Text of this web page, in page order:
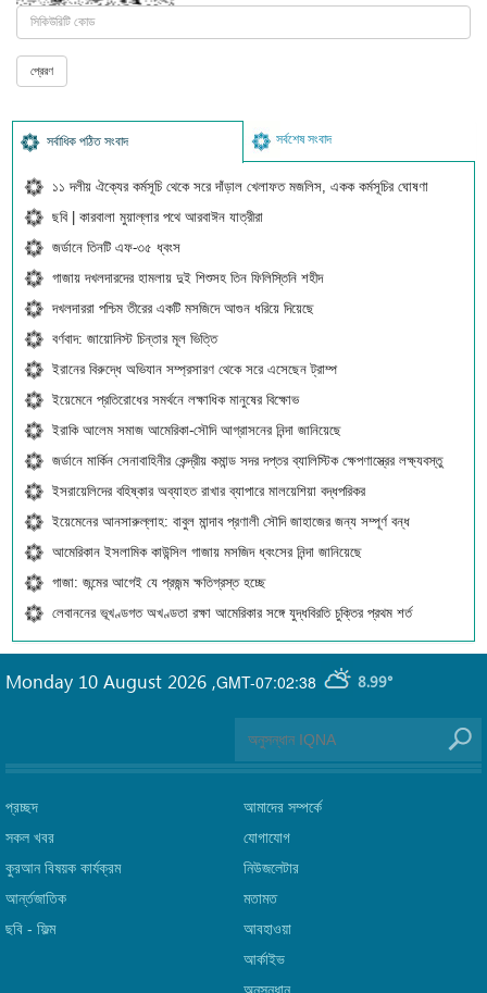
সর্বাধিক পঠিত সংবাদ সর্বশেষ সংবাদ
১১ দলীয় ঐক্যের কর্মসূচি থেকে সরে দাঁড়াল খেলাফত মজলিস, একক কর্মসূচির ঘোষণা
ছবি | কারবালা মুয়াল্লার পথে আরবাঈন যাত্রীরা
জর্ডানে তিনটি এফ-৩৫ ধ্বংস
গাজায় দখলদারদের হামলায় দুই শিশুসহ তিন ফিলিস্তিনি শহীদ
দখলদাররা পশ্চিম তীরের একটি মসজিদে আগুন ধরিয়ে দিয়েছে
বর্ণবাদ: জায়োনিস্ট চিন্তার মূল ভিত্তি
ইরানের বিরুদ্ধে অভিযান সম্প্রসারণ থেকে সরে এসেছেন ট্রাম্প
ইয়েমেনে প্রতিরোধের সমর্থনে লক্ষাধিক মানুষের বিক্ষোভ
ইরাকি আলেম সমাজ আমেরিকা-সৌদি আগ্রাসনের নিন্দা জানিয়েছে
জর্ডানে মার্কিন সেনাবাহিনীর কেন্দ্রীয় কমান্ড সদর দপ্তর ব্যালিস্টিক ক্ষেপণাস্ত্রের লক্ষ্যবস্তু
ইসরায়েলিদের বহিষ্কার অব্যাহত রাখার ব্যাপারে মালয়েশিয়া বদ্ধপরিকর
ইয়েমেনের আনসারুল্লাহ: বাবুল মান্দাব প্রণালী সৌদি জাহাজের জন্য সম্পূর্ণ বন্ধ
আমেরিকান ইসলামিক কাউন্সিল গাজায় মসজিদ ধ্বংসের নিন্দা জানিয়েছে
গাজা: জন্মের আগেই যে প্রজন্ম ক্ষতিগ্রস্ত হচ্ছে
লেবাননের ভূখণ্ডগত অখণ্ডতা রক্ষা আমেরিকার সঙ্গে যুদ্ধবিরতি চুক্তির প্রথম শর্ত
GMT-07:02:38 8.99°
Monday 10 August 2026 ,
প্রচ্ছদ
সকল খবর
কুরআন বিষয়ক কার্যক্রম
আর্ন্তজাতিক
ছবি‎ - ফিল্ম
আমাদের সম্পর্কে
যোগাযোগ
নিউজলেটার
মতামত
আবহাওয়া
আর্কাইভ
অনুসন্ধান